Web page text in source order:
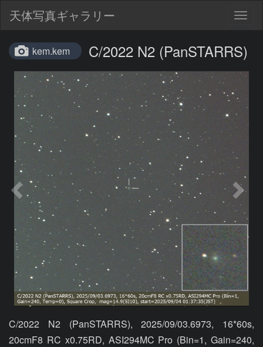
天体写真ギャラリー
kem.kem C/2022 N2 (PanSTARRS)
C/2022 N2 (PanSTARRS), 2025/09/03.6973, 16*60s,
20cmF8 RC x0.75RD, ASI294MC Pro (Bin=1, Gain=240,